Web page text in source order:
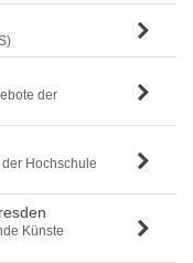
der
Hochschule
Künste